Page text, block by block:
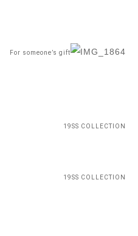
For someone’s gift
19SS COLLECTION
19SS COLLECTION